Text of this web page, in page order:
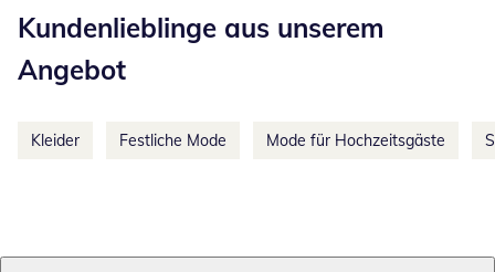
Kundenlieblinge aus unserem
Angebot
Kleider Festliche Mode Mode für Hochzeitsgäste